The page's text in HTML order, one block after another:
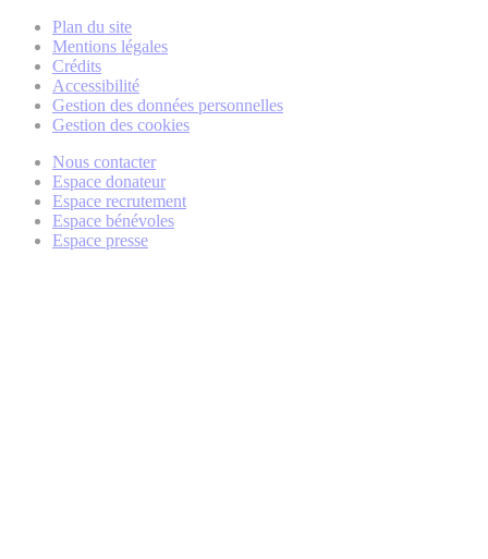
Plan du site
Mentions légales
Crédits
Accessibilité
Gestion des données personnelles
Gestion des cookies
Nous contacter
Espace donateur
Espace recrutement
Espace bénévoles
Espace presse